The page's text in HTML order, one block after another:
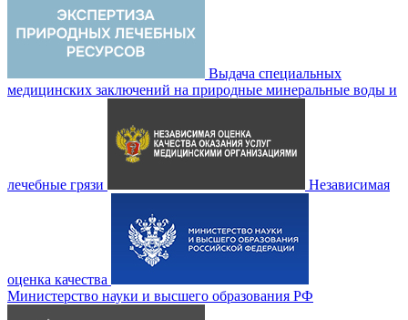
Выдача специальных
медицинских заключений на природные минеральные воды и
лечебные грязи Независимая
оценка качества
Министерство науки и высшего образования РФ